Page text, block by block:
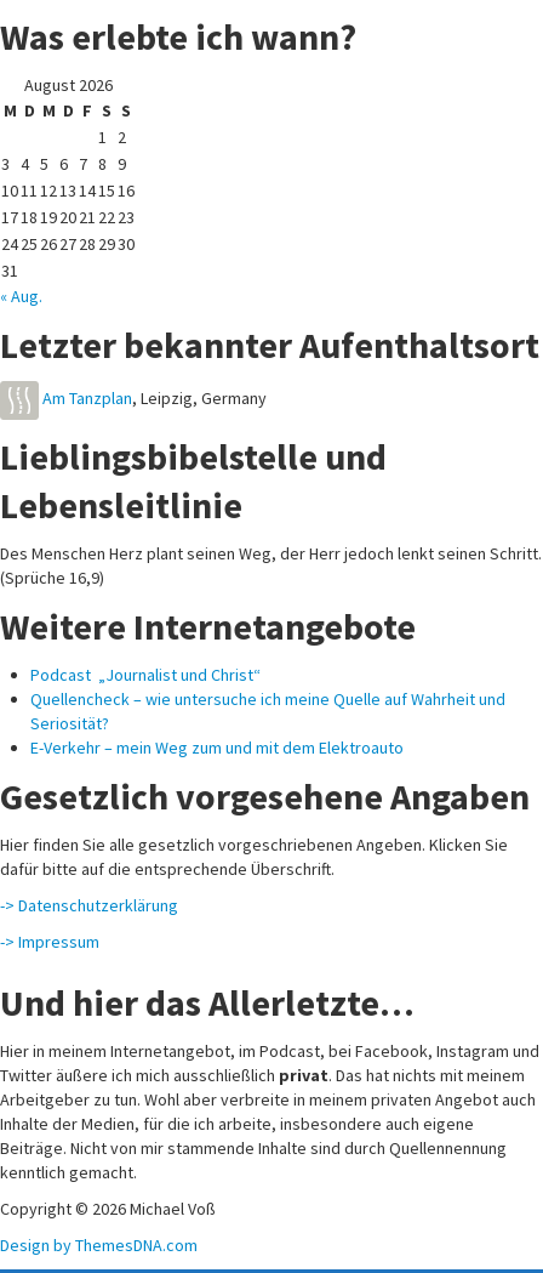
Was erlebte ich wann?
August 2026
M D M D F S S
1
2
3 4 5 6 7 8 9
1011 12 13 1415 16
1718 192021 22 23
2425 262728 2930
31
« Aug.
Letzter bekannter Aufenthaltsort
Am Tanzplan, Leipzig, Germany
Lieblingsbibelstelle und
Lebensleitlinie
Des Menschen Herz plant seinen Weg, der Herr jedoch lenkt seinen Schritt.
(Sprüche 16,9)
Weitere Internetangebote
Podcast „Journalist und Christ“
Quellencheck – wie untersuche ich meine Quelle auf Wahrheit und
Seriosität?
E-Verkehr – mein Weg zum und mit dem Elektroauto
Gesetzlich vorgesehene Angaben
Hier finden Sie alle gesetzlich vorgeschriebenen Angeben. Klicken Sie
dafür bitte auf die entsprechende Überschrift.
-> Datenschutzerklärung
-> Impressum
Und hier das Allerletzte…
Hier in meinem Internetangebot, im Podcast, bei Facebook, Instagram und
Twitter äußere ich mich ausschließlich privat. Das hat nichts mit meinem
Arbeitgeber zu tun. Wohl aber verbreite in meinem privaten Angebot auch
Inhalte der Medien, für die ich arbeite, insbesondere auch eigene
Beiträge. Nicht von mir stammende Inhalte sind durch Quellennennung
kenntlich gemacht.
Copyright © 2026 Michael Voß
Design by ThemesDNA.com